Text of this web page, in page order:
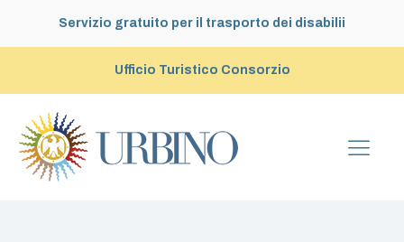
Servizio gratuito per il trasporto dei disabilii
Ufficio Turistico Consorzio